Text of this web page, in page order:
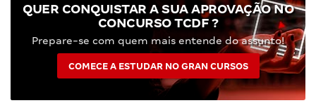
QUER CONQUISTAR A SUA APROVAÇÃO NO
CONCURSO TCDF ?
Prepare-se com quem mais entende do assunto!
COMECE A ESTUDAR NO GRAN CURSOS